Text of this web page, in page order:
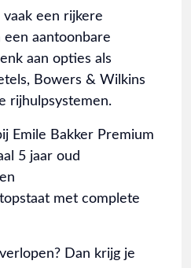
vaak een rijkere
aantoonbare
aan opties als
Bowers & Wilkins
rijhulpsystemen.
Emile Bakker Premium
5 jaar oud
met complete
Dan krijg je